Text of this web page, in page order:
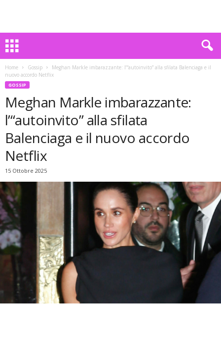
Home Gossip
Meghan Markle imbarazzante: l’“autoinvito” alla sfilata Balenciaga e il
nuovo accordo Netflix
GOSSIP
Meghan Markle imbarazzante:
l’“autoinvito” alla sfilata
Balenciaga e il nuovo accordo
Netflix
15 Ottobre 2025